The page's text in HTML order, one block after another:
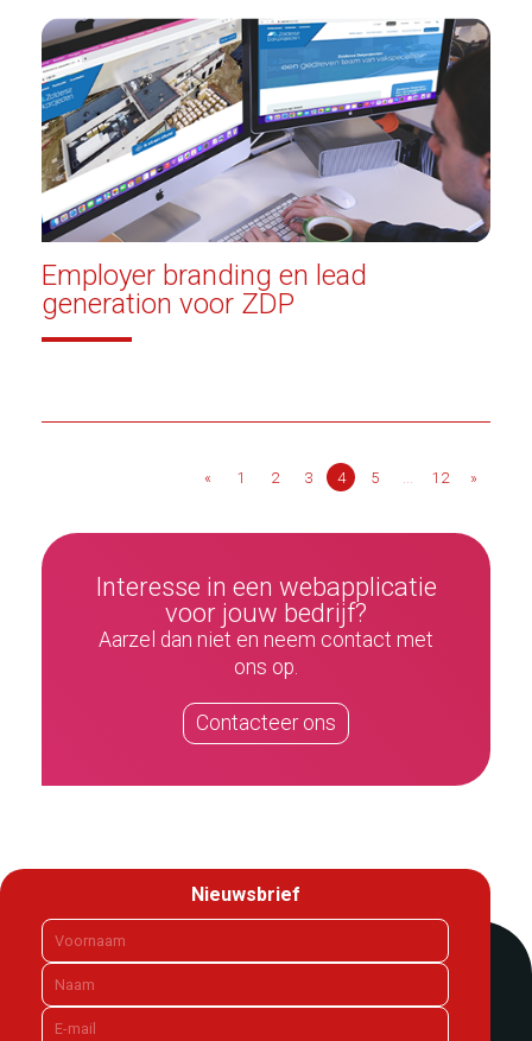
Employer branding en lead
generation voor ZDP
« 1 2 3 4 5 12 »
Interesse in een webapplicatie
voor jouw bedrijf?
Aarzel dan niet en neem contact met
ons op.
Contacteer ons
Nieuwsbrief